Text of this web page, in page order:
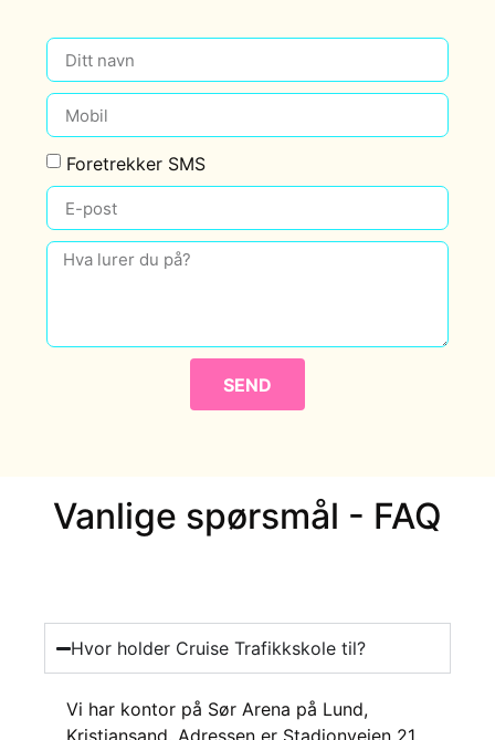
Foretrekker SMS
SEND
Vanlige spørsmål - FAQ
Hvor holder Cruise Trafikkskole til?
Vi har kontor på Sør Arena på Lund,
Kristiansand. Adressen er Stadionveien 21.